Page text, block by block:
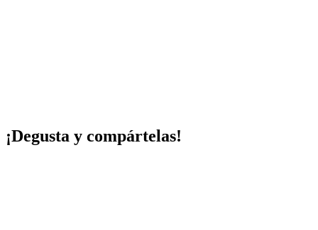
¡Degusta y compártelas!